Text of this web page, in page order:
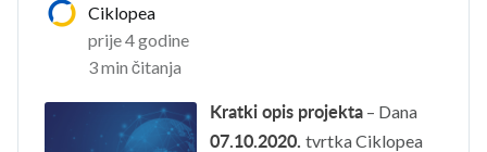
Ciklopea
prije 4 godine
3 min čitanja
Kratki opis projekta – Dana
07.10.2020. tvrtka Ciklopea